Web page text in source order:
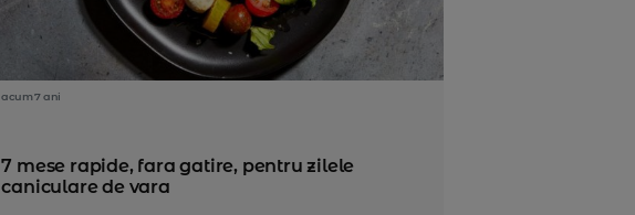
acum 7 ani
7 mese rapide, fara gatire, pentru zilele
caniculare de vara